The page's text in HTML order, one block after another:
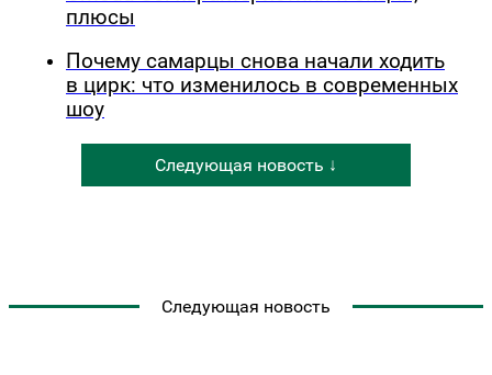
плюсы
Почему самарцы снова начали ходить
в цирк: что изменилось в современных
шоу
Следующая новость ↓
Следующая новость